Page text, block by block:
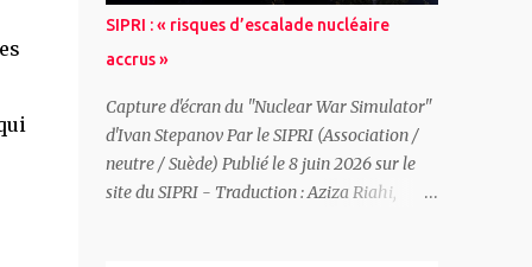
triple crise : 1. La « France-Afrique » claque
la porte, Paris perd ses matières premières,
son uranium... 2. L’Allemagne se réarme ce
qui remet en question la domination
française 3. La colère populaire grandit et
malgré une campagne de diffamation sans
précédent LFI résiste « D'un côté, l'élite
SIPRI : « risques d’escalade nucléaire
accrus »
Capture d'écran du "Nuclear War Simulator"
d'Ivan Stepanov Par le SIPRI (Association /
neutre / Suède) Publié le 8 juin 2026 sur le
site du SIPRI - Traduction : Aziza Riahi,